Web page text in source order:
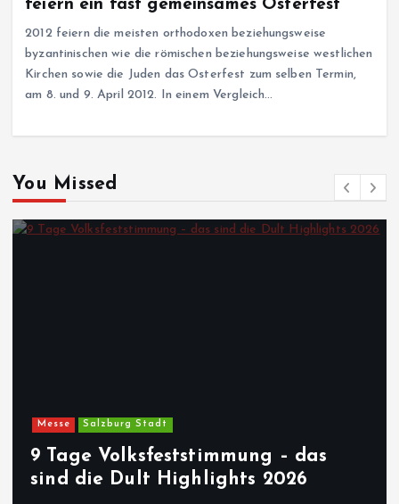
feiern ein fast gemeinsames Osterfest
2012 feiern die meisten orthodoxen beziehungsweise
byzantinischen wie die römischen beziehungsweise westlichen
Kirchen sowie die Juden das Osterfest zum selben Termin,
am 8. und 9. April 2012. In einem Vergleich…
You Missed
Messe Salzburg Stadt
9 Tage Volksfeststimmung – das
sind die Dult Highlights 2026